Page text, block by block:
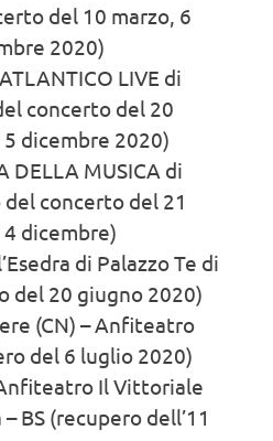
del 10 marzo, 6
2020)
LIVE di
concerto del 20
dicembre 2020)
DELLA MUSICA di
concerto del 21
dicembre)
di Palazzo Te di
del 20 giugno 2020)
(CN) – Anfiteatro
del 6 luglio 2020)
Il Vittoriale
BS (recupero dell’11